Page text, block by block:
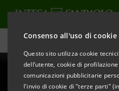
Consenso all'uso di cookie
Questo sito utilizza cookie
dell’utente, cookie di
comunicazioni pubblicitarie
l'invio di cookie di "terze parti"
La Banca per lo sviluppo